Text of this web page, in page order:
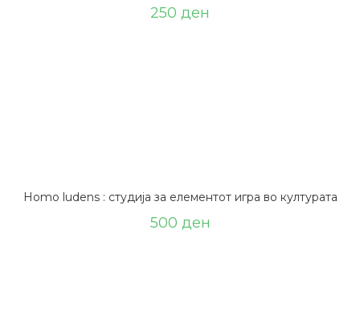
250 ден
Homo ludens : студија за елементот игра во културата
500 ден